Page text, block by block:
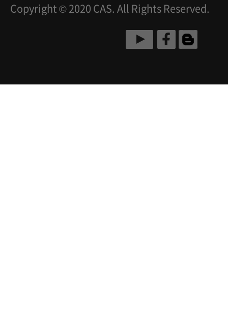
Copyright © 2020 CAS. All Rights Reserved.